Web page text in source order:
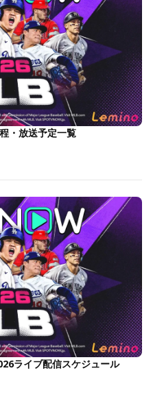
・放送予定一覧
ライブ配信スケジュール